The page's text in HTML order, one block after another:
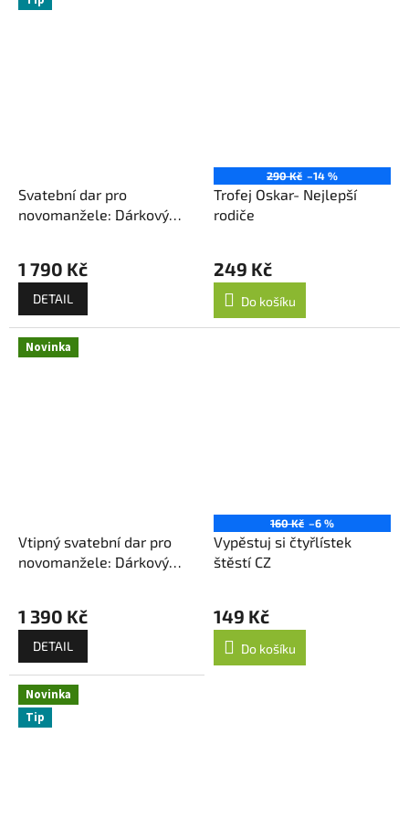
Svatební dar pro
novomanžele: Dárkový
1 790 Kč
DETAIL
290 Kč –14 %
Trofej Oskar- Nejlepší
rodiče
249 Kč
Do košíku
Novinka
Vtipný svatební dar pro
novomanžele: Dárkový
1 390 Kč
DETAIL
160 Kč –6 %
Vypěstuj si čtyřlístek
štěstí CZ
hodnocení
produktu
5,0
149 Kč
Do košíku
Novinka
Tip